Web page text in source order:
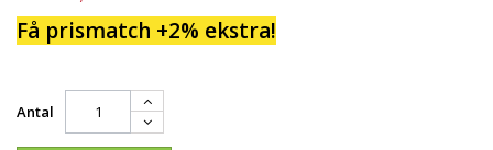
Få prismatch +2% ekstra!
Antal